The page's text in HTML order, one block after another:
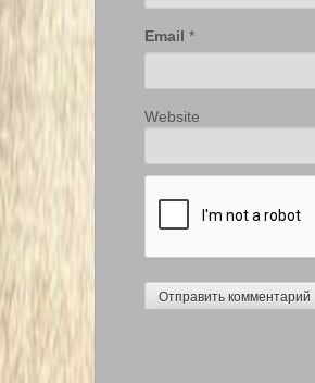
Email *
Website